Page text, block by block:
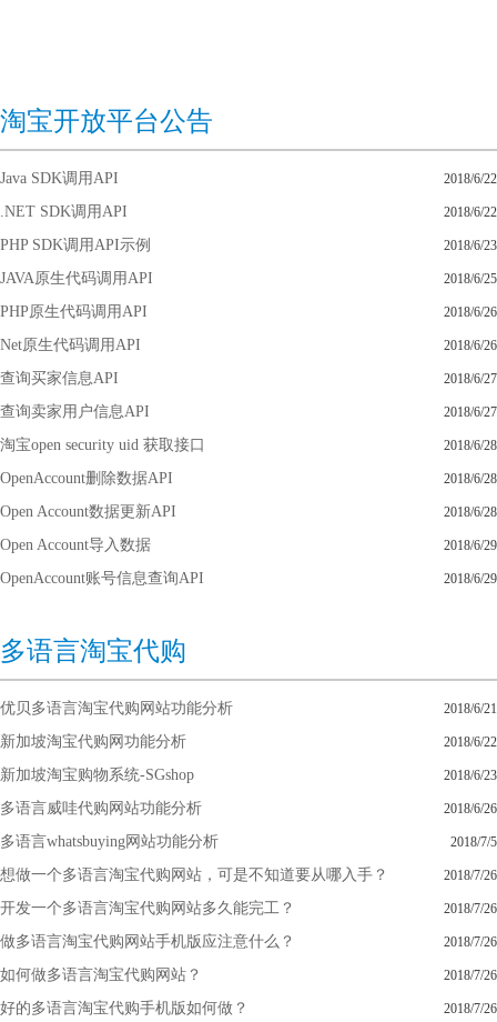
淘宝开放平台公告
Java SDK调用API 2018/6/22
.NET SDK调用API 2018/6/22
PHP SDK调用API示例 2018/6/23
JAVA原生代码调用API 2018/6/25
PHP原生代码调用API 2018/6/26
Net原生代码调用API 2018/6/26
查询买家信息API 2018/6/27
查询卖家用户信息API 2018/6/27
淘宝open security uid 获取接口 2018/6/28
OpenAccount删除数据API 2018/6/28
Open Account数据更新API 2018/6/28
Open Account导入数据 2018/6/29
OpenAccount账号信息查询API 2018/6/29
多语言淘宝代购
优贝多语言淘宝代购网站功能分析 2018/6/21
新加坡淘宝代购网功能分析 2018/6/22
新加坡淘宝购物系统-SGshop 2018/6/23
多语言威哇代购网站功能分析 2018/6/26
多语言whatsbuying网站功能分析 2018/7/5
想做一个多语言淘宝代购网站，可是不知道要从哪入手？ 2018/7/26
开发一个多语言淘宝代购网站多久能完工？ 2018/7/26
做多语言淘宝代购网站手机版应注意什么？ 2018/7/26
如何做多语言淘宝代购网站？ 2018/7/26
好的多语言淘宝代购手机版如何做？ 2018/7/26